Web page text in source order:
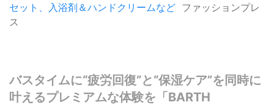
セット、入浴剤＆ハンドクリームなど ファッションプレ
ス
バスタイムに“疲労回復”と“保湿ケア”を同時に
叶えるプレミアムな体験を「BARTH